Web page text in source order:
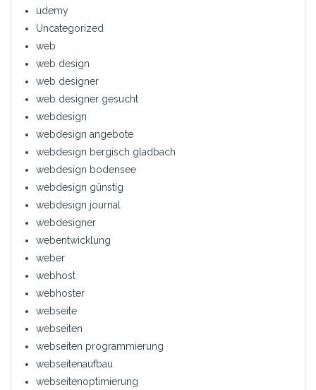
udemy
Uncategorized
web
web design
web designer
web designer gesucht
webdesign
webdesign angebote
webdesign bergisch gladbach
webdesign bodensee
webdesign günstig
webdesign journal
webdesigner
webentwicklung
weber
webhost
webhoster
webseite
webseiten
webseiten programmierung
webseitenaufbau
webseitenoptimierung